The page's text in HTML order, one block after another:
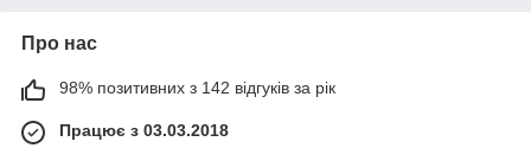
Про нас
98% позитивних з 142 відгуків за рік
Працює з 03.03.2018